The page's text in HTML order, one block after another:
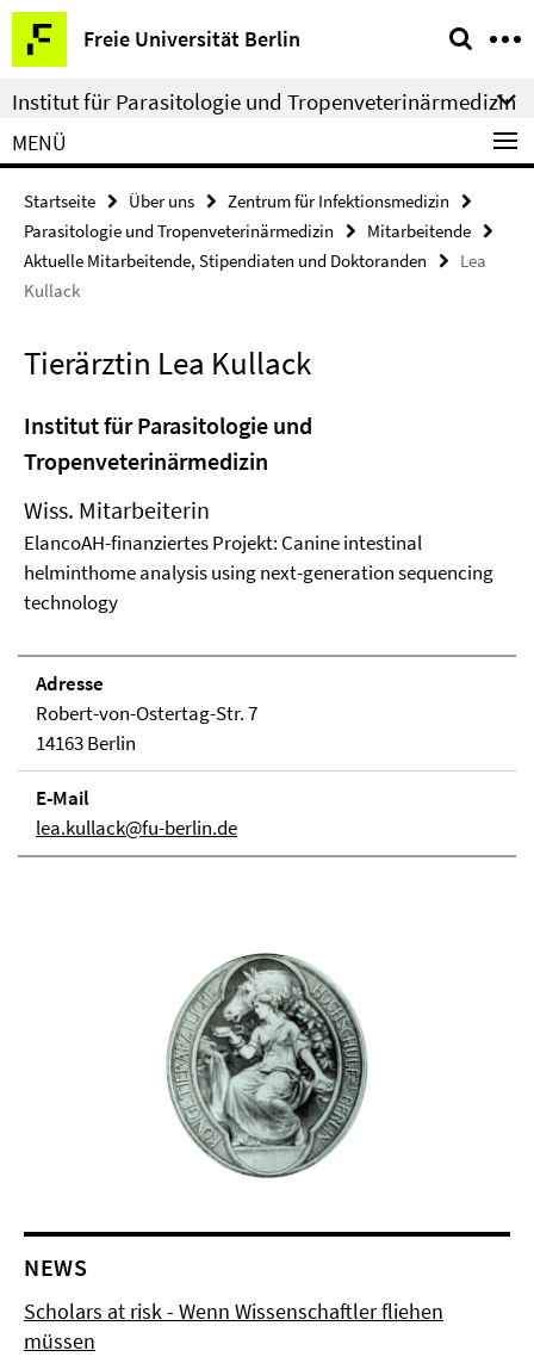
Springe
direkt
zu
Inhalt
Freie Universität Berlin
Service-
Navigation
Institut für Parasitologie und Tropenveterinärmedizin
MENÜ
Startseite Über uns
Zentrum für Infektionsmedizin
Parasitologie und Tropenveterinärmedizin
Mitarbeitende
Aktuelle Mitarbeitende, Stipendiaten und Doktoranden
Lea
Kullack
Tierärztin Lea Kullack
Institut für Parasitologie und
Tropenveterinärmedizin
Wiss. Mitarbeiterin
ElancoAH-finanziertes Projekt: Canine intestinal
helminthome analysis using next-generation sequencing
technology
Adresse
Robert-von-Ostertag-Str. 7
14163 Berlin
E-Mail
lea.kullack@fu-berlin.de
NEWS
Scholars at risk - Wenn Wissenschaftler fliehen
müssen